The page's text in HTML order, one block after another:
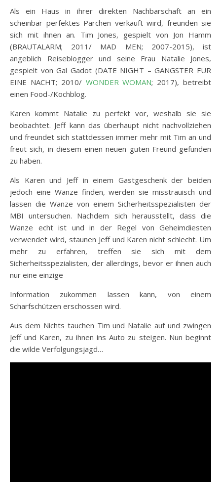
Als ein Haus in ihrer direkten Nachbarschaft an ein
scheinbar perfektes Pärchen verkauft wird, freunden sie
sich mit ihnen an. Tim Jones, gespielt von Jon Hamm
(BRAUTALARM; 2011/ MAD MEN; 2007-2015), ist
angeblich Reiseblogger und seine Frau Natalie Jones,
gespielt von Gal Gadot (DATE NIGHT – GANGSTER FÜR
EINE NACHT; 2010/ WONDER WOMAN; 2017), betreibt
einen Food-/Kochblog.
Karen kommt Natalie zu perfekt vor, weshalb sie sie
beobachtet. Jeff kann das überhaupt nicht nachvollziehen
und freundet sich stattdessen immer mehr mit Tim an und
freut sich, in diesem einen neuen guten Freund gefunden
zu haben.
Als Karen und Jeff in einem Gastgeschenk der beiden
jedoch eine Wanze finden, werden sie misstrauisch und
lassen die Wanze von einem Sicherheitsspezialisten der
MBI untersuchen. Nachdem sich herausstellt, dass die
Wanze echt ist und in der Regel von Geheimdiesten
verwendet wird, staunen Jeff und Karen nicht schlecht. Um
mehr zu erfahren, treffen sie sich mit dem
Sicherheitsspezialisten, der allerdings, bevor er ihnen auch
nur eine einzige
Information zukommen lassen kann, von einem
Scharfschützen erschossen wird.
Aus dem Nichts tauchen Tim und Natalie auf und zwingen
Jeff und Karen, zu ihnen ins Auto zu steigen. Nun beginnt
die wilde Verfolgungsjagd…